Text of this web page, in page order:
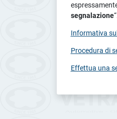
segnalazione
Informativa
Procedura di
Effettua una